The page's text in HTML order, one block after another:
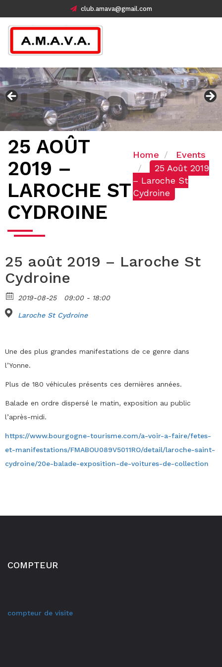
club.amava@gmail.com
25 AOÛT
2019 –
LAROCHE ST
CYDROINE
Home
Events
25 Août 2019
– Laroche St
Cydroine
25 août 2019 – Laroche St
Cydroine
2019-08-25 09:00 - 18:00
Laroche St Cydroine
Une des plus grandes manifestations de ce genre dans
l’Yonne.
Plus de 180 véhicules présents ces dernières années.
Balade en ordre dispersé le matin, exposition au public
l’après-midi.
https://www.bourgogne-tourisme.com/a-voir-a-faire/fetes-
et-manifestations/FMABOU089V5011RO/detail/laroche-saint-
cydroine/20e-balade-exposition-de-voitures-de-collection
COMPTEUR
compteur de visite